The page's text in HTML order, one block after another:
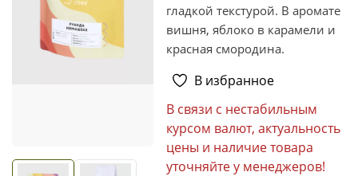
гладкой текстурой. В аромате
вишня, яблоко в карамели и
красная смородина.
В избранное
В связи с нестабильным
курсом валют, актуальность
цены и наличие товара
уточняйте у менеджеров!